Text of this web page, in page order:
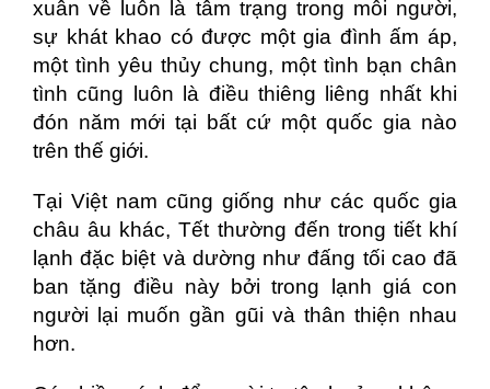
xuân về luôn là tâm trạng trong mỗi người,
sự khát khao có được một gia đình ấm áp,
một tình yêu thủy chung, một tình bạn chân
tình cũng luôn là điều thiêng liêng nhất khi
đón năm mới tại bất cứ một quốc gia nào
trên thế giới.
Tại Việt nam cũng giống như các quốc gia
châu âu khác, Tết thường đến trong tiết khí
lạnh đặc biệt và dường như đấng tối cao đã
ban tặng điều này bởi trong lạnh giá con
người lại muốn gần gũi và thân thiện nhau
hơn.